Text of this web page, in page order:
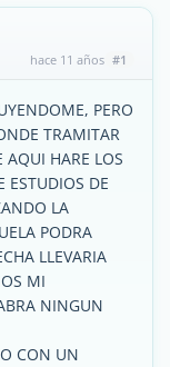
hace 11 años #1
PERO
TRAMITAR
AQUI HARE LOS
ESTUDIOS DE
LA
PODRA
LLEVARIA
MI
NINGUN
CON UN